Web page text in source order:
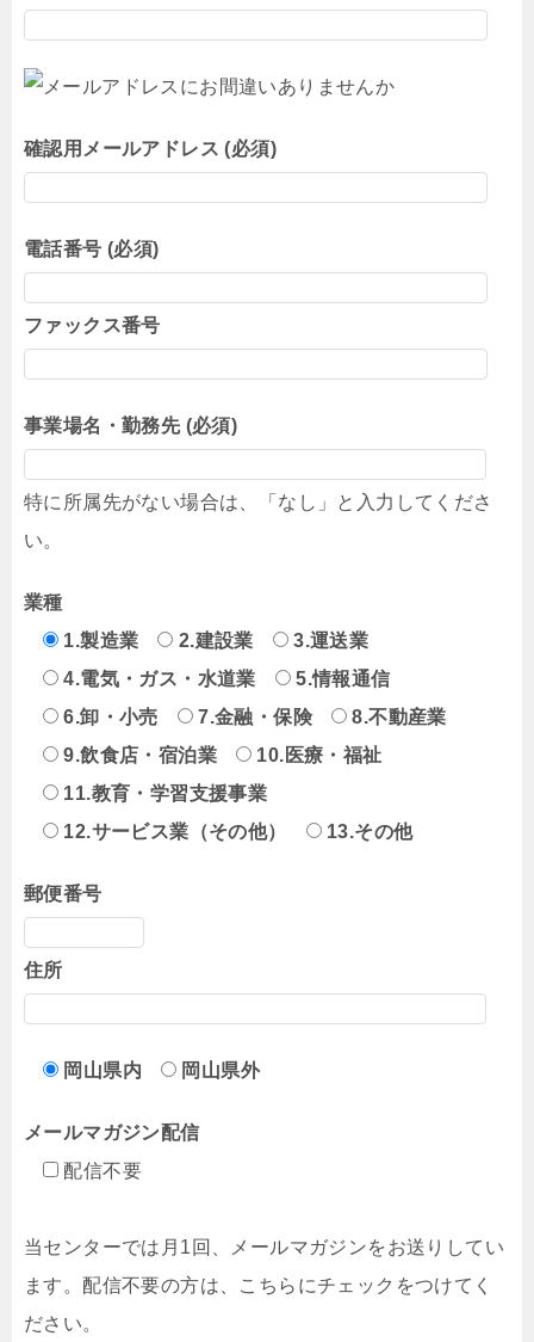
確認用メールアドレス (必須)
電話番号 (必須)
ファックス番号
事業場名・勤務先 (必須)
特に所属先がない場合は、「なし」と入力してくださ
い。
業種
1.製造業
2.建設業
3.運送業
4.電気・ガス・水道業
5.情報通信
6.卸・小売
7.金融・保険
8.不動産業
9.飲食店・宿泊業
10.医療・福祉
11.教育・学習支援事業
12.サービス業（その他）
13.その他
郵便番号
住所
岡山県内 岡山県外
メールマガジン配信
配信不要
当センターでは月1回、メールマガジンをお送りしてい
ます。配信不要の方は、こちらにチェックをつけてく
ださい。